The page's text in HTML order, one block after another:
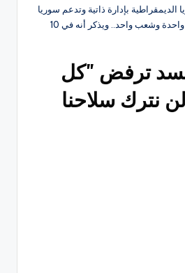
بإدارة ذاتية وتدعم سوريا
موحدة بجيش واحد ودولة واحدة وشعب واحد.. ويذكر أنه في 10
ترفض "كل
نترك سلاحنا